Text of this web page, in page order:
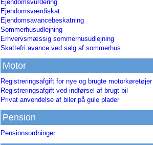
Ejendomsvurdering
Ejendomsværdiskat
Ejendomsavancebeskatning
Sommerhusudlejning
Erhvervsmæssig sommerhusudlejning
Skattefri avance ved salg af sommerhus
Motor
Registreringsafgift for nye og brugte motorkøretøjer
Registreringsafgift ved indførsel af brugt bil
Privat anvendelse af biler på gule plader
Pension
Pensionsordninger